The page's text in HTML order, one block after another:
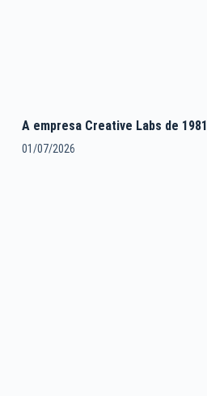
A empresa Creative Labs de 1981
01/07/2026